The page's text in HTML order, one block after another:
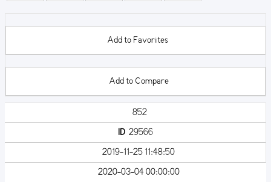
Add to Favorites
Add to Compare
852
ID29566
2019-11-25 11:48:50
2020-03-04 00:00:00